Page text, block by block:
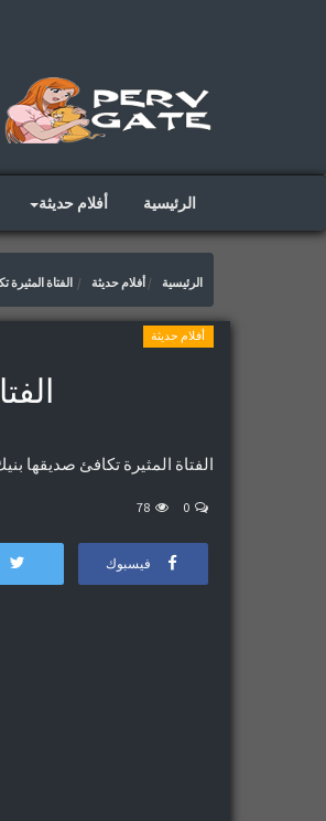
الرئيسية أفلام حديثة
الرئيسية أفلام حديثة الفتاة المثيرة
أفلام حديثة
الفتاة المثيرة تكافئ صديقها
0
78
فيسبوك